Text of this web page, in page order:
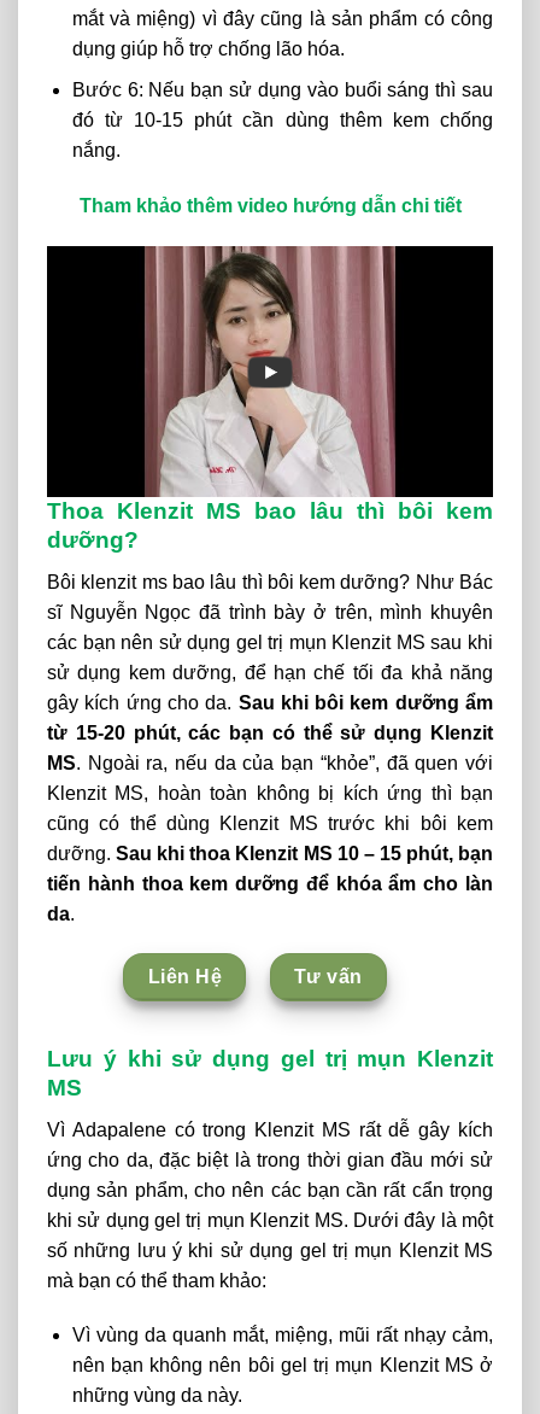
mắt và miệng) vì đây cũng là sản phẩm có công
dụng giúp hỗ trợ chống lão hóa.
Bước 6: Nếu bạn sử dụng vào buổi sáng thì sau
đó từ 10-15 phút cần dùng thêm kem chống
nắng.
Tham khảo thêm video hướng dẫn chi tiết
Thoa Klenzit MS bao lâu thì bôi kem
dưỡng?
Bôi klenzit ms bao lâu thì bôi kem dưỡng? Như Bác
sĩ Nguyễn Ngọc đã trình bày ở trên, mình khuyên
các bạn nên sử dụng gel trị mụn Klenzit MS sau khi
sử dụng kem dưỡng, để hạn chế tối đa khả năng
gây kích ứng cho da. Sau khi bôi kem dưỡng ẩm
từ 15-20 phút, các bạn có thể sử dụng Klenzit
MS. Ngoài ra, nếu da của bạn “khỏe”, đã quen với
Klenzit MS, hoàn toàn không bị kích ứng thì bạn
cũng có thể dùng Klenzit MS trước khi bôi kem
dưỡng.Sau khi thoa Klenzit MS 10 – 15 phút, bạn
tiến hành thoa kem dưỡng để khóa ẩm cho làn
da.
Liên Hệ Tư vấn
Lưu ý khi sử dụng gel trị mụn Klenzit
MS
Vì Adapalene có trong Klenzit MS rất dễ gây kích
ứng cho da, đặc biệt là trong thời gian đầu mới sử
dụng sản phẩm, cho nên các bạn cần rất cẩn trọng
khi sử dụng gel trị mụn Klenzit MS. Dưới đây là một
số những lưu ý khi sử dụng gel trị mụn Klenzit MS
mà bạn có thể tham khảo:
Vì vùng da quanh mắt, miệng, mũi rất nhạy cảm,
nên bạn không nên bôi gel trị mụn Klenzit MS ở
những vùng da này.